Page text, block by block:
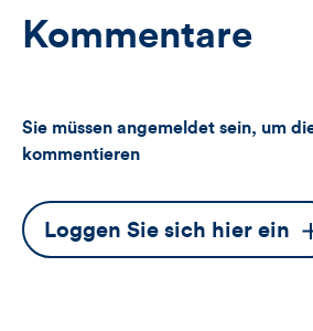
Kommentare
Sie müssen angemeldet sein, um
kommentieren
Dieser
Button
Loggen Sie sich hier ein